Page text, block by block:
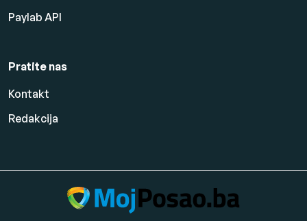
Paylab API
Pratite nas
Kontakt
Redakcija